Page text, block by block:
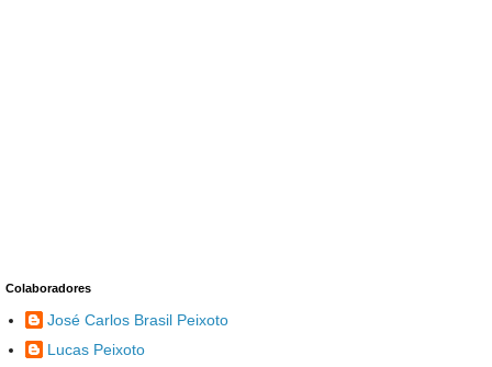
Colaboradores
José Carlos Brasil Peixoto
Lucas Peixoto